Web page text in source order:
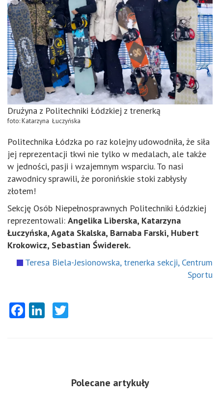
Drużyna z Politechniki Łódzkiej z trenerką
foto: Katarzyna Łuczyńska
Politechnika Łódzka po raz kolejny udowodniła, że siła
jej reprezentacji tkwi nie tylko w medalach, ale także
w jedności, pasji i wzajemnym wsparciu. To nasi
zawodnicy sprawili, że poronińskie stoki zabłysły
złotem!
Sekcję Osób Niepełnosprawnych Politechniki Łódzkiej
reprezentowali: Angelika Liberska, Katarzyna
Łuczyńska, Agata Skalska, Barnaba Farski, Hubert
Krokowicz, Sebastian Świderek.
Teresa Biela-Jesionowska, trenerka sekcji, Centrum
Sportu
Facebook
LinkedIn
Polecane artykuły